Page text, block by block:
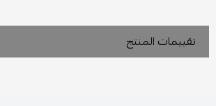
تقييمات المنتج